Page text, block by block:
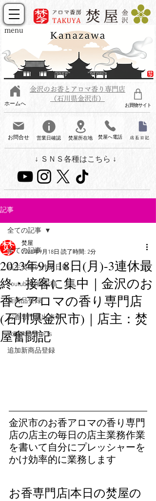
menu
ホームへ
焚屋所在地
営業日確認
お問合せ 焚屋へ電話
お買物サイト
↓ ＳＮＳ各種はこちら ↓
金沢のお香とアロマ香り専門店
（石川県金沢市）
店長日記
記事
全ての記事
店主焚屋の作業日報
Youtube動画投稿
新商品登録
お香専門店出来事
Youtube#shorts
追加新商品登録
全ての記事
2023年9月18日(月)-3連休最
終・接客に集中｜金沢のお
香とアロマの香り専門店
(石川県金沢市)｜店主：焚
屋奮闘記
焚屋
2023年9月18日 読了時間: 2分
金沢市のお香アロマの香り専門
店の店主の毎日の店主業務作業
を書いて自分にプレッシャーを
かけ効率的に業務します
お香専門店|本日の焚屋の